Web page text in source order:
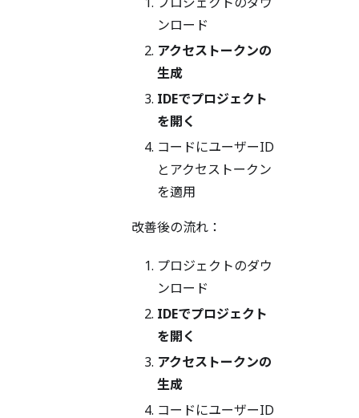
ンロード
アクセストークンの
生成
IDEでプロジェクト
を開く
コードにユーザーID
とアクセストークン
を適用
改善後の流れ：
プロジェクトのダウ
ンロード
IDEでプロジェクト
を開く
アクセストークンの
生成
コードにユーザーID